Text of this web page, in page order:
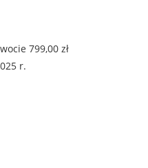
799,00 zł
r.